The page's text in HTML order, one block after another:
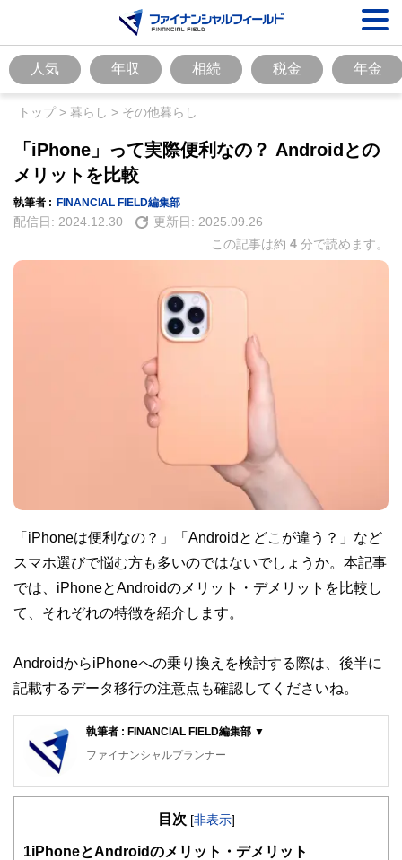
人気 年収 相続 税金 年金
トップ> 暮らし > その他暮らし
「iPhone」って実際便利なの？ Androidとの
メリットを比較
執筆者 : FINANCIAL FIELD編集部
配信日: 2024.12.30 更新日: 2025.09.26
この記事は約 4 分で読めます。
「iPhoneは便利なの？」「Androidとどこが違う？」など
スマホ選びで悩む方も多いのではないでしょうか。本記事
では、iPhoneとAndroidのメリット・デメリットを比較し
て、それぞれの特徴を紹介します。
AndroidからiPhoneへの乗り換えを検討する際は、後半に
記載するデータ移行の注意点も確認してくださいね。
執筆者 : FINANCIAL FIELD編集部 ▼
ファイナンシャルプランナー
FinancialField編集部は、金融、経済に関する記事を、日々
知識がない方でも理解できるようわかりやすく発信していま
目次 [非表示]
1 iPhoneとAndroidのメリット・デメリット